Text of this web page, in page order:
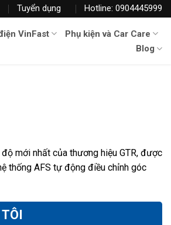
Tuyển dụng Hotline: 0904445999
VinFast
Phụ kiện và Car Care
Blog
mới nhất của thương hiệu GTR, được
thống AFS tự động điều chỉnh góc